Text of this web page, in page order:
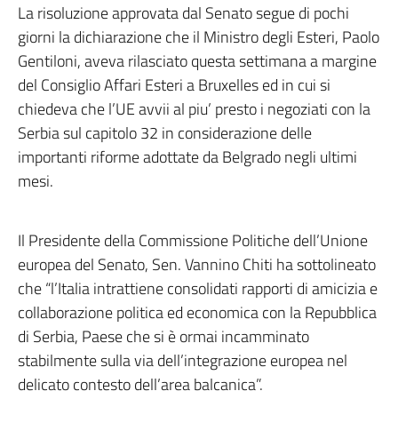
La risoluzione approvata dal Senato segue di pochi
giorni la dichiarazione che il Ministro degli Esteri, Paolo
Gentiloni, aveva rilasciato questa settimana a margine
del Consiglio Affari Esteri a Bruxelles ed in cui si
chiedeva che l’UE avvii al piu’ presto i negoziati con la
Serbia sul capitolo 32 in considerazione delle
importanti riforme adottate da Belgrado negli ultimi
mesi.
Il Presidente della Commissione Politiche dell’Unione
europea del Senato, Sen. Vannino Chiti ha sottolineato
che “l’Italia intrattiene consolidati rapporti di amicizia e
collaborazione politica ed economica con la Repubblica
di Serbia, Paese che si è ormai incamminato
stabilmente sulla via dell’integrazione europea nel
delicato contesto dell’area balcanica”.